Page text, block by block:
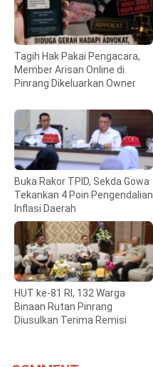
Tagih Hak Pakai Pengacara,
Member Arisan Online di
Pinrang Dikeluarkan Owner
Buka Rakor TPID, Sekda Gowa
Tekankan 4 Poin Pengendalian
Inflasi Daerah
HUT ke-81 RI, 132 Warga
Binaan Rutan Pinrang
Diusulkan Terima Remisi